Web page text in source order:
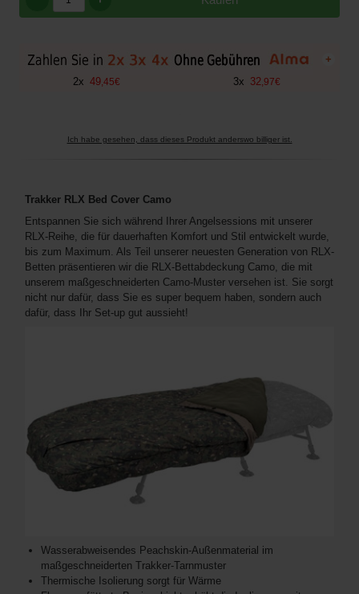
+
2x 49 45€ 3x 32 97€
Ich habe gesehen, dass dieses Produkt anderswo billiger ist.
Trakker RLX Bed Cover Camo
Entspannen Sie sich während Ihrer Angelsessions mit unserer
RLX-Reihe, die für dauerhaften Komfort und Stil entwickelt wurde,
bis zum Maximum. Als Teil unserer neuesten Generation von RLX-
Betten präsentieren wir die RLX-Bettabdeckung Camo, die mit
unserem maßgeschneiderten Camo-Muster versehen ist. Sie sorgt
nicht nur dafür, dass Sie es super bequem haben, sondern auch
dafür, dass Ihr Set-up gut aussieht!
Wasserabweisendes Peachskin-Außenmaterial im
maßgeschneiderten Trakker-Tarnmuster
Thermische Isolierung sorgt für Wärme